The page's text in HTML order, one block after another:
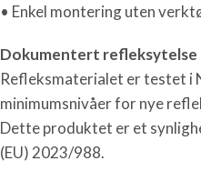
• Enkel montering uten
Dokumentert refleksytelse
Refleksmaterialet er testet i
minimumsnivåer for nye
Dette produktet er et
(EU) 2023/988.